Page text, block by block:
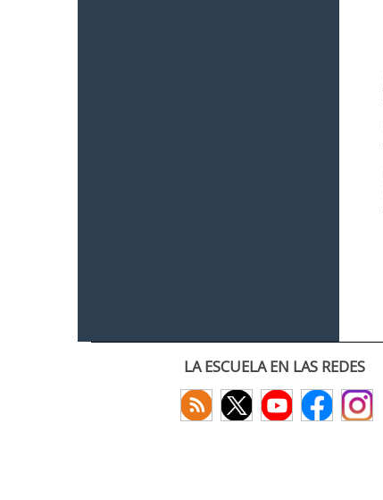
LA ESCUELA EN LAS REDES